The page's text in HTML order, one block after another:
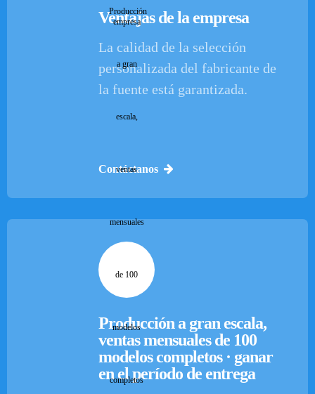
Ventajas de la empresa
La calidad de la selección
personalizada del fabricante de
la fuente está garantizada.
Contáctanos
Producción a gran escala,
ventas mensuales de 100
modelos completos · ganar
en el período de entrega